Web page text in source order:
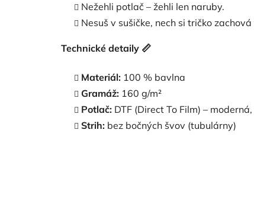
Nežehli potlač – žehli len naruby.
Nesuš v sušičke, nech si tričko
Technické detaily 📏
Materiál: 100 % bavlna
Gramáž: 160 g/m²
Potlač: DTF (Direct To Film) –
Strih: bez bočných švov (tubulárny)